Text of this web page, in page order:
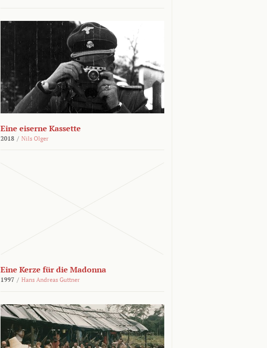
Eine eiserne Kassette
2018 / Nils Olger
Eine Kerze für die Madonna
1997 / Hans Andreas Guttner